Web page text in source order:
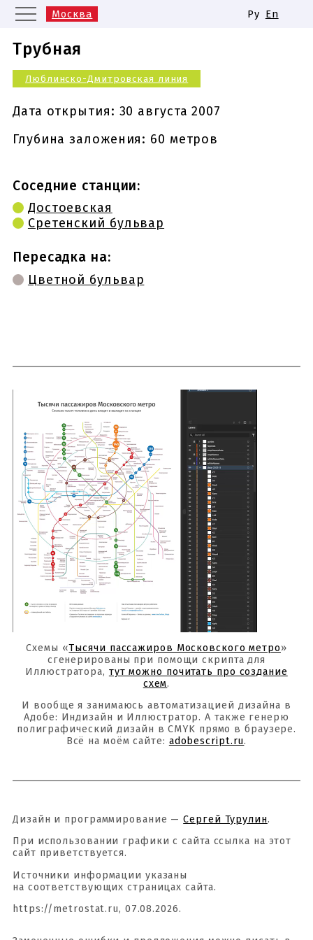
Москва
Казань
Новосибирск
Самара
Одинаковые названия станций
метро
Ру En
Трубная
Люблинско-Дмитровская линия
Дата открытия: 30 августа 2007
Глубина заложения: 60 метров
Соседние станции:
Достоевская
Сретенский бульвар
Пересадка на:
Цветной бульвар
Схемы «Тысячи пассажиров Московского метро»
сгенерированы при помощи скрипта для
Иллюстратора, тут можно почитать про создание
схем.
И вообще я занимаюсь автоматизацией дизайна в
Адобе: Индизайн и Иллюстратор. А также генерю
полиграфический дизайн в CMYK прямо в браузере.
Всё на моём сайте: adobescript.ru.
Дизайн и программирование —Сергей Турулин.
При использовании графики с сайта ссылка на этот
сайт приветствуется.
Источники информации указаны
на соответствующих страницах сайта.
https://metrostat.ru, 07.08.2026.